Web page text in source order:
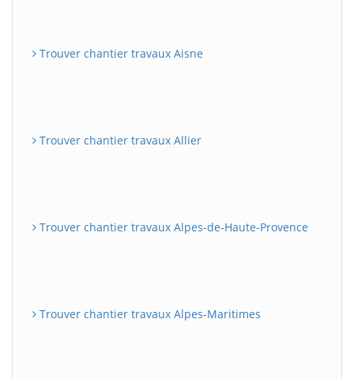
Trouver chantier travaux Aisne
Trouver chantier travaux Allier
Trouver chantier travaux Alpes-de-Haute-Provence
Trouver chantier travaux Alpes-Maritimes